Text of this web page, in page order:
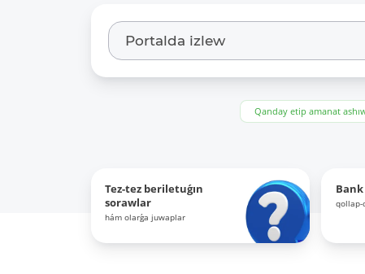
Qanday etip amanat
Tez-tez beriletuǵın
sorawlar
hám olarǵa juwaplar
Bank
qollap-